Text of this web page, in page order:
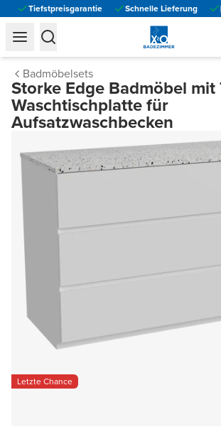
Tiefstpreisgarantie Schnelle Lieferung
general.navigation.toggle_menu.label
Badmöbelsets
Storke Edge Badmöbel mit
Waschtischplatte für
Aufsatzwaschbecken
Letzte Chance